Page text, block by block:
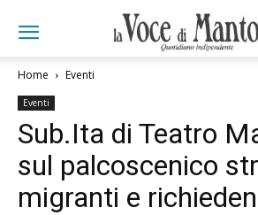
Home Eventi
Eventi
Sub.Ita di Teatro
sul palcoscenico
migranti e